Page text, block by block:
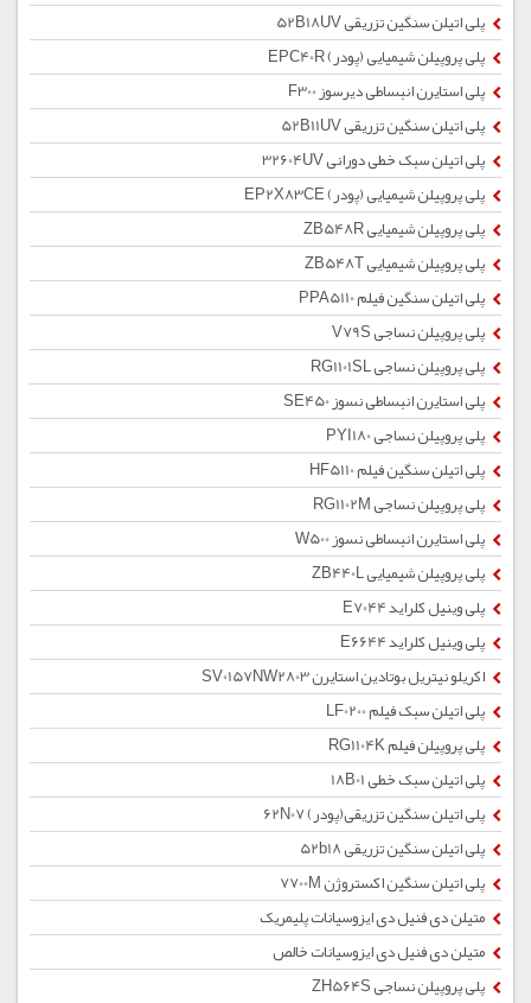
پلی اتیلن سنگین تزریقی 52B18UV
پلی پروپیلن شیمیایی (پودر) EPC40R
پلی استایرن انبساطی دیرسوز F300
پلی اتیلن سنگین تزریقی 52B11UV
پلی اتیلن سبک خطی دورانی 32604UV
پلی پروپیلن شیمیایی (پودر) EP2X83CE
پلی پروپیلن شیمیایی ZB548R
پلی پروپیلن شیمیایی ZB548T
پلی اتیلن سنگین فیلم PPA5110
پلی پروپیلن نساجی V79S
پلی پروپیلن نساجی RG1101SL
پلی استایرن انبساطی نسوز SE450
پلی پروپیلن نساجی PYI180
پلی اتیلن سنگین فیلم HF5110
پلی پروپیلن نساجی RG1102M
پلی استایرن انبساطی نسوز W500
پلی پروپیلن شیمیایی ZB440L
پلی وینیل کلراید E7044
پلی وینیل کلراید E6644
اکریلو نیتریل بوتادین استایرن SV0157NW2803
پلی اتیلن سبک فیلم LF0200
پلی پروپیلن فیلم RG1104K
پلی اتیلن سبک خطی 18B01
پلی اتیلن سنگین تزریقی(پودر) 62N07
پلی اتیلن سنگین تزریقی 52b18
پلی اتیلن سنگین اکستروژن 7700M
متیلن دی فنیل دی ایزوسیانات پلیمریک
متیلن دی فنیل دی ایزوسیانات خالص
پلی پروپیلن نساجی ZH564S